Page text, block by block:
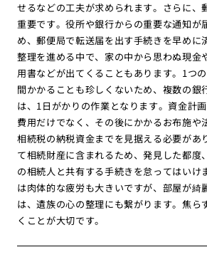
せるなどの工夫が求められます。さらに、
重要です。役所や銀行からの重要な通知が
め、郵便局で転送届を出す手続きを早めに
整理を進める中で、家の中から思わぬ現金
用書などが出てくることもあります。1つ
間かかることも珍しくないため、複数の銀
は、1日がかりの作業となります。資金計
費用だけでなく、その後にかかるお布施や
相続税の納税資金までを見据える必要があ
て相続財産に含まれるため、発見した都度
の相続人と共有する手続きを怠ってはいけ
は肉体的な疲労も大きいですが、部屋が綺
は、遺族の心の整理にも繋がります。焦ら
くことが大切です。